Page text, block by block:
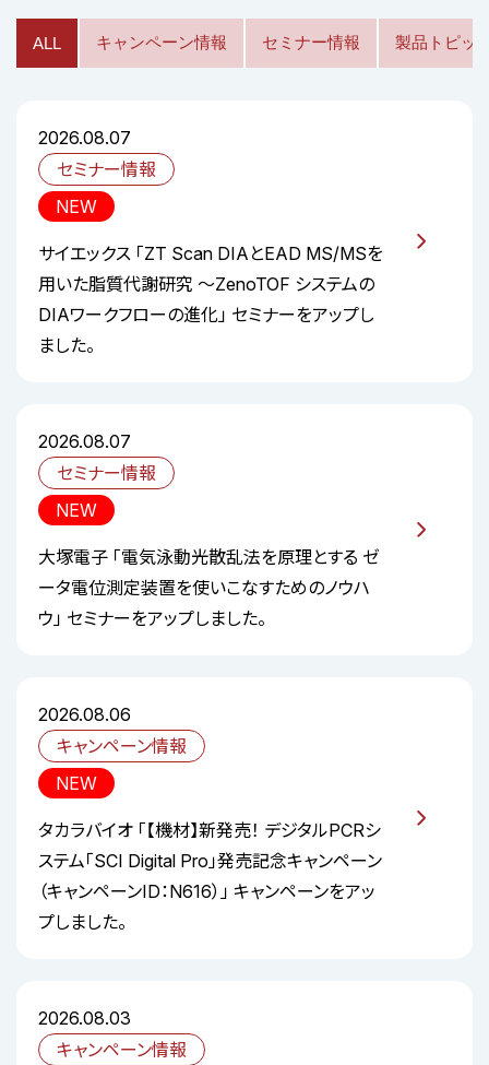
ALL キャンペーン情報 セミナー情報 製品トピッ
2026.08.07
セミナー情報
NEW
サイエックス 「ZT Scan DIAとEAD MS/MSを
用いた脂質代謝研究 ～ZenoTOF システムの
DIAワークフローの進化」 セミナーをアップし
ました。
2026.08.07
セミナー情報
NEW
大塚電子 「電気泳動光散乱法を原理とする ゼ
ータ電位測定装置を使いこなすためのノウハ
ウ」 セミナーをアップしました。
2026.08.06
キャンペーン情報
NEW
タカラバイオ 「【機材】新発売！ デジタルPCRシ
ステム「SCI Digital Pro」発売記念キャンペーン
（キャンペーンID：N616）」 キャンペーンをアッ
プしました。
2026.08.03
キャンペーン情報